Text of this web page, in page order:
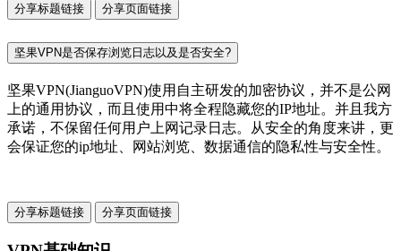
分享标题链接 分享页面链接
坚果VPN是否保存浏览日志以及是否安全?
坚果VPN(JianguoVPN)使用自主研发的加密协议，并不是公网
上的通用协议，而且使用中将全程隐藏您的IP地址。并且我方
承诺，不保留任何用户上网记录日志。从安全的角度来讲，更
会保证您的ip地址、网站浏览、数据通信的隐私性与安全性。
分享标题链接 分享页面链接